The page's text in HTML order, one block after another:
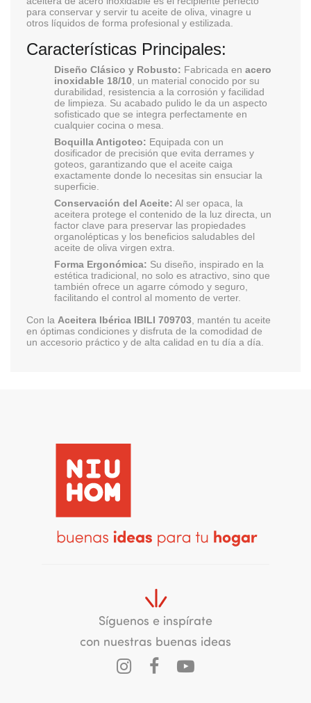
para conservar y servir tu aceite de oliva, vinagre u
otros líquidos de forma profesional y estilizada.
Características Principales:
Diseño Clásico y Robusto: Fabricada en acero
inoxidable 18/10 , un material conocido por su
durabilidad, resistencia a la corrosión y facilidad
de limpieza. Su acabado pulido le da un aspecto
sofisticado que se integra perfectamente en
cualquier cocina o mesa.
Boquilla Antigoteo: Equipada con un
dosificador de precisión que evita derrames y
goteos, garantizando que el aceite caiga
exactamente donde lo necesitas sin ensuciar la
superficie.
Conservación del Aceite: Al ser opaca, la
aceitera protege el contenido de la luz directa, un
factor clave para preservar las propiedades
organolépticas y los beneficios saludables del
aceite de oliva virgen extra.
Forma Ergonómica: Su diseño, inspirado en la
estética tradicional, no solo es atractivo, sino que
también ofrece un agarre cómodo y seguro,
facilitando el control al momento de verter.
Con la Aceitera Ibérica IBILI 709703 , mantén tu aceite
en óptimas condiciones y disfruta de la comodidad de
un accesorio práctico y de alta calidad en tu día a día.
Síguenos e inspírate
con nuestras buenas ideas